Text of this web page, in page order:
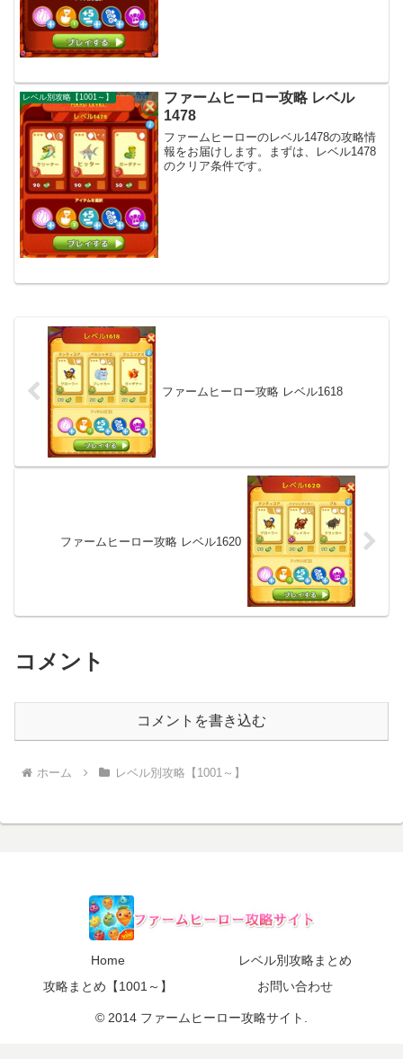
レベル別攻略【1001～】
ファームヒーロー攻略 レベル
1478
ファームヒーローのレベル1478の攻略情
報をお届けします。まずは、レベル1478
のクリア条件です。
ファームヒーロー攻略 レベル1618
ファームヒーロー攻略 レベル1620
コメント
コメントを書き込む
ホーム レベル別攻略【1001～】
Home
レベル別攻略まとめ
攻略まとめ【1001～】
お問い合わせ
© 2014 ファームヒーロー攻略サイト.